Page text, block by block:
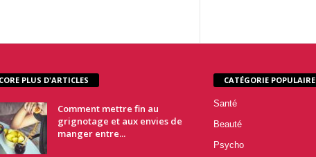
PLUS D'ARTICLES
Comment mettre fin au
grignotage et aux envies de
manger entre...
CATÉGORIE POPULAIRE
Santé
Beauté
Psycho